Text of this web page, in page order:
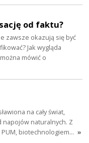
od faktu?
zawsze okazują się być
Jak wygląda
mówić o
na cały świat,
naturalnych. Z
biotechnologiem… »